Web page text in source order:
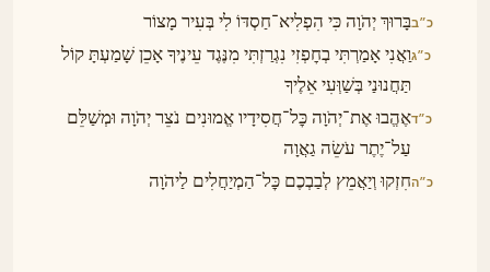
כ״בבָּרוּךְ יְהֹוָה כִּי הִפְלִיא־חַסְדּוֹ לִי בְּעִיר מָצוֹר
כ״גוַאֲנִי אָמַרְתִּי בְחׇפְזִי נִגְרַזְתִּי מִנֶּגֶד עֵינֶיךָ אָכֵן שָׁמַעְתָּ קוֹל
תַּחֲנוּנַי בְּשַׁוְּעִי אֵלֶיךָ
כ״דאֶהֱבוּ אֶת־יְהֹוָה כׇּל־חֲסִידָיו אֱמוּנִים נֹצֵר יְהֹוָה וּמְשַׁלֵּם
עַל־יֶתֶר עֹשֵׂה גַאֲוָה
כ״החִזְקוּ וְיַאֲמֵץ לְבַבְכֶם כׇּל־הַמְיַחֲלִים לַיהֹוָה